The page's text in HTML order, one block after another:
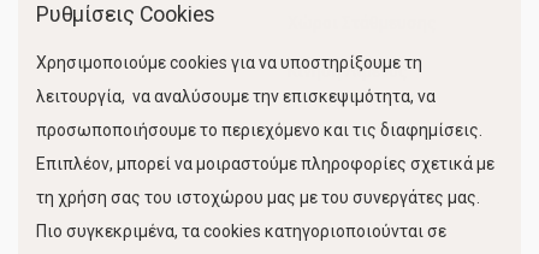
Κίνηση Λιμένος
Ρυθμίσεις Cookies
Χρησιμοποιούμε cookies για να υποστηρίξουμε τη
λειτουργία, να αναλύσουμε την επισκεψιμότητα, να
προσωποποιήσουμε το περιεχόμενο και τις διαφημίσεις.
Επιπλέον, μπορεί να μοιραστούμε πληροφορίες σχετικά με
τη χρήση σας του ιστοχώρου μας με του συνεργάτες μας.
Πιο συγκεκριμένα, τα cookies κατηγοριοποιούνται σε